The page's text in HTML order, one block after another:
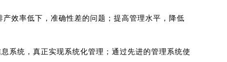
效率低下，准确性差的问题；提高管理水平，降低
系统，真正实现系统化管理；通过先进的管理系统使